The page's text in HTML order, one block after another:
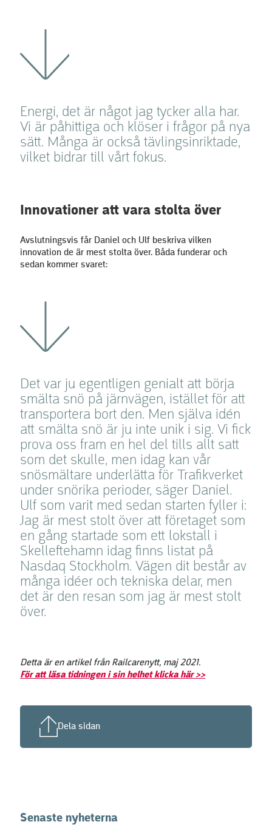
Energi, det är något jag tycker alla har.
Vi är påhittiga och klöser i frågor på nya
sätt. Många är också tävlingsinriktade,
vilket bidrar till vårt fokus.
Innovationer att vara stolta över
Avslutningsvis får Daniel och Ulf beskriva vilken
innovation de är mest stolta över. Båda funderar och
sedan kommer svaret:
Det var ju egentligen genialt att börja
smälta snö på järnvägen, istället för att
transportera bort den. Men själva idén
att smälta snö är ju inte unik i sig. Vi fick
prova oss fram en hel del tills allt satt
som det skulle, men idag kan vår
snösmältare underlätta för Trafikverket
under snörika perioder, säger Daniel.
Ulf som varit med sedan starten fyller i:
Jag är mest stolt över att företaget som
en gång startade som ett lokstall i
Skelleftehamn idag finns listat på
Nasdaq Stockholm. Vägen dit består av
många idéer och tekniska delar, men
det är den resan som jag är mest stolt
över.
Detta är en artikel från Railcarenytt, maj 2021.
För att läsa tidningen i sin helhet klicka här >>
Dela sidan
Senaste nyheterna